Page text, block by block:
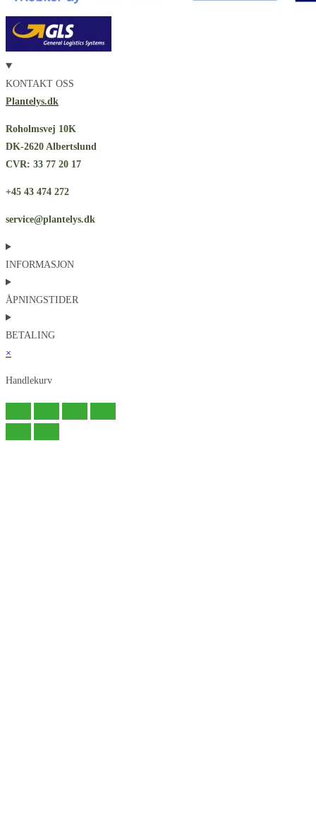
KONTAKT OSS
Plantelys.dk
Roholmsvej 10K
DK-2620 Albertslund
CVR: 33 77 20 17
+45 43 474 272
service@plantelys.dk
INFORMASJON
ÅPNINGSTIDER
BETALING
×
Handlekurv